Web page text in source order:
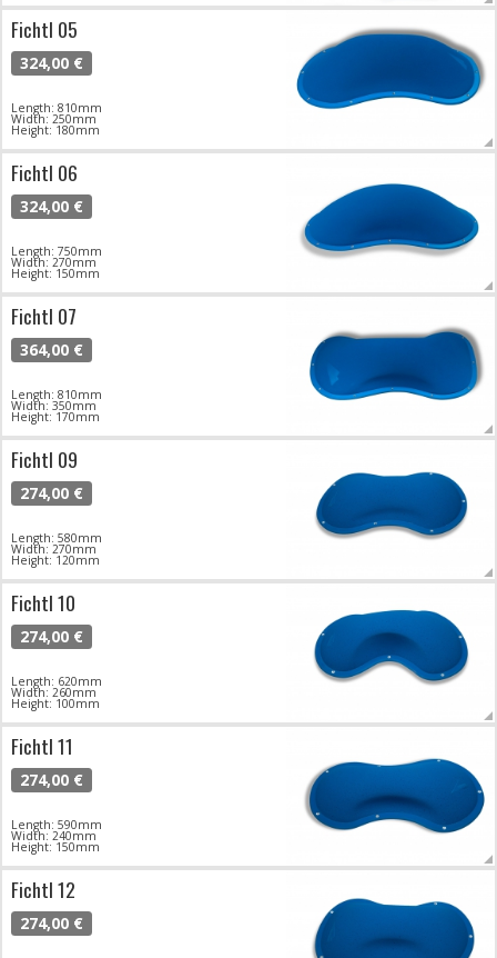
Fichtl 05
324,00 €
Length: 810mm
Width: 250mm
Height: 180mm
Fichtl 06
324,00 €
Length: 750mm
Width: 270mm
Height: 150mm
Fichtl 07
364,00 €
Length: 810mm
Width: 350mm
Height: 170mm
Fichtl 09
274,00 €
Length: 580mm
Width: 270mm
Height: 120mm
Fichtl 10
274,00 €
Length: 620mm
Width: 260mm
Height: 100mm
Fichtl 11
274,00 €
Length: 590mm
Width: 240mm
Height: 150mm
Fichtl 12
274,00 €